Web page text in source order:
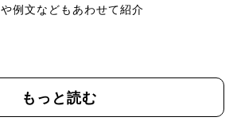
や例文などもあわせて紹介
もっと読む